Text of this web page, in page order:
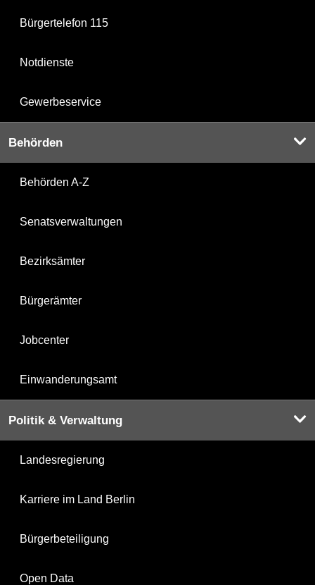
Bürgertelefon 115
Notdienste
Gewerbeservice
Behörden
Behörden A-Z
Senatsverwaltungen
Bezirksämter
Bürgerämter
Jobcenter
Einwanderungsamt
Politik & Verwaltung
Landesregierung
Karriere im Land Berlin
Bürgerbeteiligung
Open Data